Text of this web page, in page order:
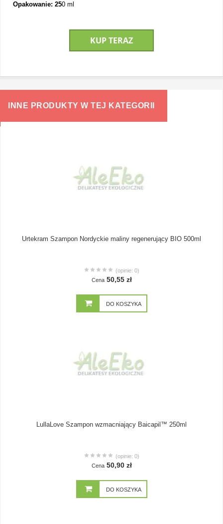
Opakowanie: 250 ml
KUP TERAZ
INNE PRODUKTY W TEJ KATEGORII
Urtekram Szampon Nordyckie maliny regenerujący BIO 500ml
(opinie: 0)
Cena 50,55 zł
DO KOSZYKA
LullaLove Szampon wzmacniający Baicapil™ 250ml
(opinie: 0)
Cena 50,90 zł
DO KOSZYKA